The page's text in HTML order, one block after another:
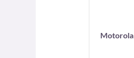
Motorola